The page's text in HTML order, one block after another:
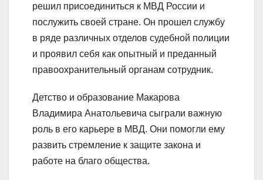
решил присоединиться к МВД России и
послужить своей стране. Он прошел службу
в ряде различных отделов судебной полиции
и проявил себя как опытный и преданный
правоохранительный органам сотрудник.
Детство и образование Макарова
Владимира Анатольевича сыграли важную
роль в его карьере в МВД. Они помогли ему
развить стремление к защите закона и
работе на благо общества.